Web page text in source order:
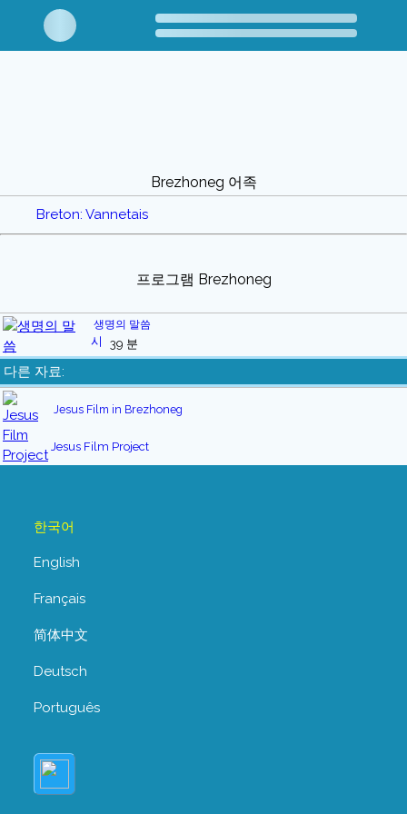
Brezhoneg 어족
Breton: Vannetais
프로그램 Brezhoneg
생명의 말씀
39 분
다른 자료:
Jesus Film in Brezhoneg
Jesus Film Project
한국어
English
Français
简体中文
Deutsch
Português